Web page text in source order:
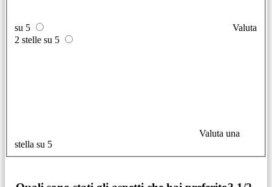
su 5
Valuta
2 stelle su 5
Valuta una
stella su 5